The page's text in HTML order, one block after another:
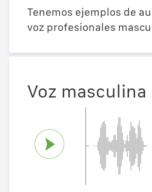
Tenemos ejemplos de
voz profesionales
Voz masculina